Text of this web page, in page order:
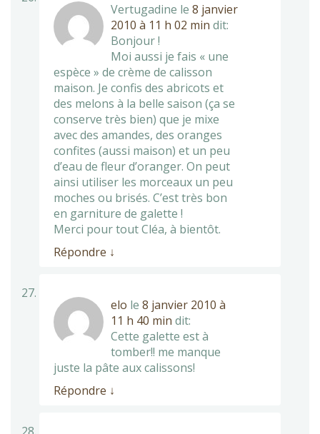
Vertugadine le 8 janvier
2010 à 11 h 02 min dit:
Bonjour !
Moi aussi je fais « une
espèce » de crème de calisson
maison. Je confis des abricots et
des melons à la belle saison (ça se
conserve très bien) que je mixe
avec des amandes, des oranges
confites (aussi maison) et un peu
d’eau de fleur d’oranger. On peut
ainsi utiliser les morceaux un peu
moches ou brisés. C’est très bon
en garniture de galette !
Merci pour tout Cléa, à bientôt.
Répondre ↓
elo le 8 janvier 2010 à
11 h 40 min dit:
Cette galette est à
tomber!! me manque
juste la pâte aux calissons!
Répondre ↓